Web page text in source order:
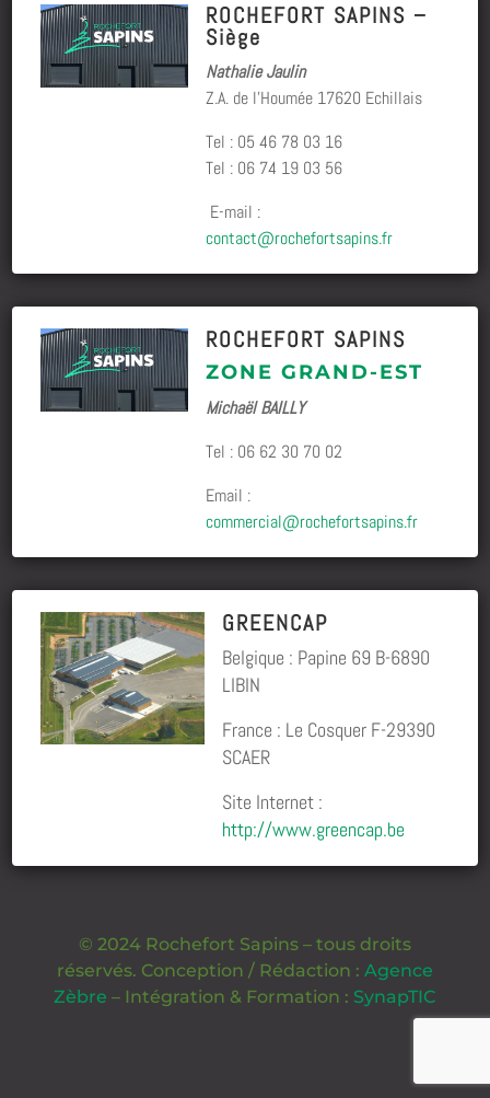
ROCHEFORT SAPINS –
Siège
Nathalie Jaulin
Z.A. de l’Houmée 17620 Echillais
Tel : 05 46 78 03 16
Tel : 06 74 19 03 56
E-mail :
contact@rochefortsapins.fr
ROCHEFORT SAPINS
ZONE GRAND-EST
Michaël BAILLY
Tel : 06 62 30 70 02
Email :
commercial@rochefortsapins.fr
GREENCAP
Belgique : Papine 69 B-6890
LIBIN
France : Le Cosquer F-29390
SCAER
Site Internet :
http://www.greencap.be
© 2024 Rochefort Sapins – tous droits
réservés. Conception / Rédaction : Agence
Zèbre – Intégration & Formation : SynapTIC